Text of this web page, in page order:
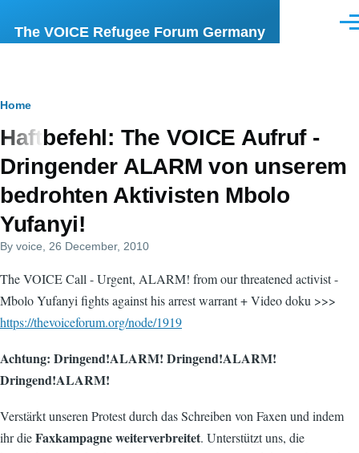
The VOICE Refugee Forum Germany
Breadcrumb
Home
Haftbefehl: The VOICE Aufruf -
Dringender ALARM von unserem
bedrohten Aktivisten Mbolo
Yufanyi!
By voice , 26 December, 2010
The VOICE Call - Urgent, ALARM! from our threatened activist -
Mbolo Yufanyi fights against his arrest warrant + Video doku >>>
https://thevoiceforum.org/node/1919
Achtung: Dringend!ALARM! Dringend!ALARM!
Dringend!ALARM!
Verstärkt unseren Protest durch das Schreiben von Faxen und indem
ihr dieFaxkampagne weiterverbreitet. Unterstützt uns, die